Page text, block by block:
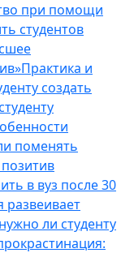
при помощи
студентов
Практика и
создать
поменять
в вуз после 30
развеивает
ли cтуденту